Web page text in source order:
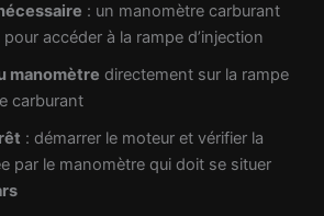
: un manomètre carburant
accéder à la rampe d’injection
manomètre directement sur la rampe
carburant
: démarrer le moteur et vérifier la
par le manomètre qui doit se situer